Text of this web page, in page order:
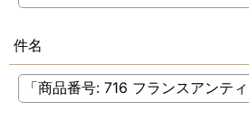
件名